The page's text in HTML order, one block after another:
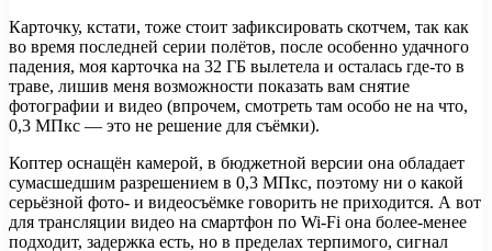
Карточку, кстати, тоже стоит зафиксировать скотчем, так как
во время последней серии полётов, после особенно удачного
падения, моя карточка на 32 ГБ вылетела и осталась где-то в
траве, лишив меня возможности показать вам снятие
фотографии и видео (впрочем, смотреть там особо не на что,
0,3 МПкс — это не решение для съёмки).
Коптер оснащён камерой, в бюджетной версии она обладает
сумасшедшим разрешением в 0,3 МПкс, поэтому ни о какой
серьёзной фото- и видеосъёмке говорить не приходится. А вот
для трансляции видео на смартфон по Wi-Fi она более-менее
подходит, задержка есть, но в пределах терпимого, сигнал